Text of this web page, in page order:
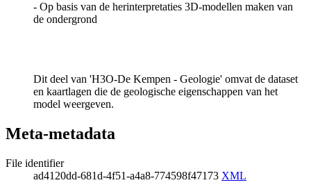
- Op basis van de herinterpretaties 3D-modellen maken van
de ondergrond
Dit deel van 'H3O-De Kempen - Geologie' omvat de dataset
en kaartlagen die de geologische eigenschappen van het
model weergeven.
Meta-metadata
File identifier
ad4120dd-681d-4f51-a4a8-774598f47173 XML